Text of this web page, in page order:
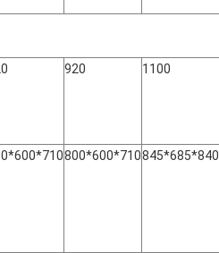
920 1100
800*600*710845*685*840